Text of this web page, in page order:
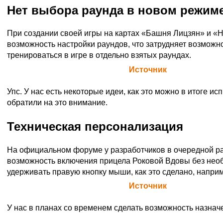
Нет выбора раунда в новом
При создании своей игры на картах «Башня Лицзян» и
возможность настройки раундов, что затрудняет
тренироваться в игре в отдельно взятых раундах.
Источник
Упс. У нас есть некоторые идеи, как это можно в итоге
обратили на это внимание.
Техническая персонализация
На официальном форуме у разработчиков в очередной
возможность включения прицела Роковой Вдовы без
удерживать правую кнопку мыши, как это сделано,
Источник
У нас в планах со временем сделать возможность